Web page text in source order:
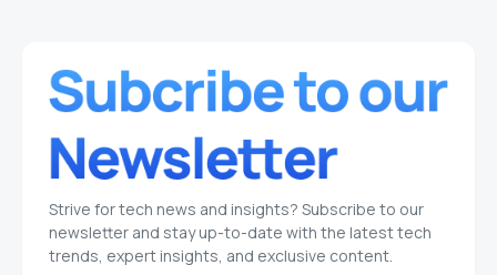
Strive for tech news and insights? Subscribe to our
newsletter and stay up-to-date with the latest tech
trends, expert insights, and exclusive content.